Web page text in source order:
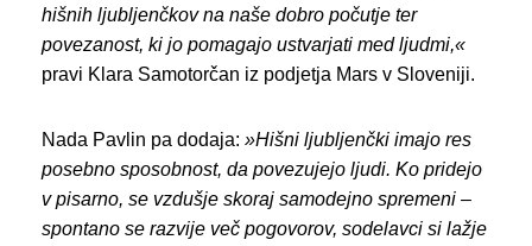
hišnih ljubljenčkov na naše dobro počutje ter
povezanost, ki jo pomagajo ustvarjati med ljudmi,«
pravi Klara Samotorčan iz podjetja Mars v Sloveniji.
Nada Pavlin pa dodaja: »Hišni ljubljenčki imajo res
posebno sposobnost, da povezujejo ljudi. Ko pridejo
v pisarno, se vzdušje skoraj samodejno spremeni –
spontano se razvije več pogovorov, sodelavci si lažje